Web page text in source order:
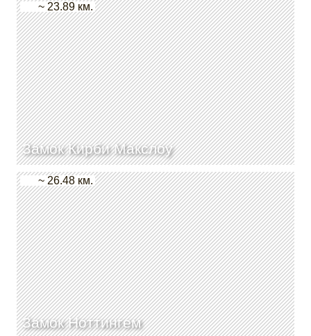
Замок Кирби Макслоу
~ 23.89 км.
Замок Ноттингем
~ 26.48 км.